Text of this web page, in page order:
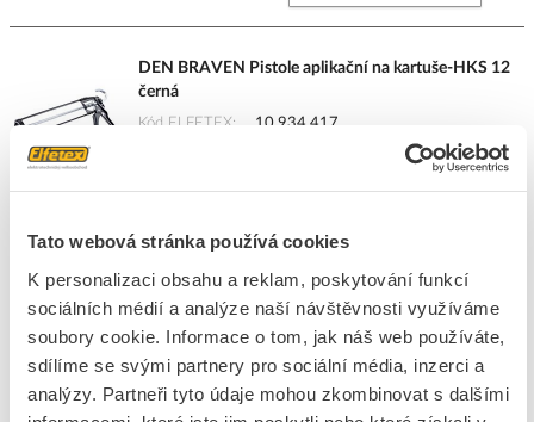
Tato webová stránka používá cookies
K personalizaci obsahu a reklam, poskytování funkcí
sociálních médií a analýze naší návštěvnosti využíváme
soubory cookie. Informace o tom, jak náš web používáte,
sdílíme se svými partnery pro sociální média, inzerci a
analýzy. Partneři tyto údaje mohou zkombinovat s dalšími
DEN BRAVEN Pistole aplikační na kartuše-HKS 12
černá
Kód ELFETEX
10.934.417
Značka
DEN BRAVEN
ks do košíku